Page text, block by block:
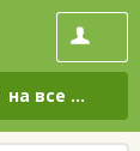
на все дни